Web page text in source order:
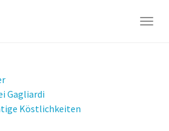
Gagliardi
Köstlichkeiten